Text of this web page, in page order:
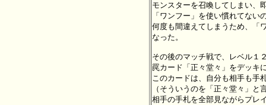
モンスターを召喚してしまい、
「ワンフー」を使い慣れてな
何度も間違えてしまうため、「
なった。
その後のマッチ戦で、レベル１
罠カード「正々堂々」をデッキ
このカードは、自分も相手も手
（そういうのを「正々堂々」と
相手の手札を全部見ながらプレ